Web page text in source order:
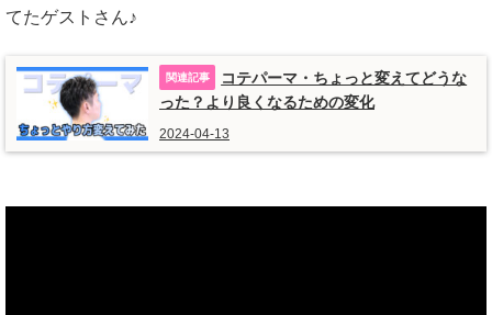
てたゲストさん♪
コテパーマ・ちょっと変えてどうな
った？より良くなるための変化
2024-04-13